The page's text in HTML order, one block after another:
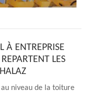
À ENTREPRISE
LES
niveau de la toiture